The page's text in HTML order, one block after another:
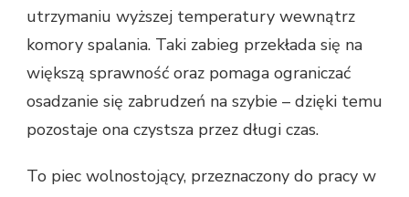
utrzymaniu wyższej temperatury wewnątrz
komory spalania. Taki zabieg przekłada się na
większą sprawność oraz pomaga ograniczać
osadzanie się zabrudzeń na szybie – dzięki temu
pozostaje ona czystsza przez długi czas.
To piec wolnostojący, przeznaczony do pracy w